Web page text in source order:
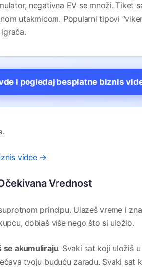
negativna EV se množi. Tiket
utakmicom. Popularni tipovi
i pogledaj besplatne biznis
videe →
Vrednost
principu. Ulazeš vreme i
dobiaš više nego što si uložio.
se akumuliraju. Svaki sat koji uložiš
tvoju buduću zaradu. Svaki sat